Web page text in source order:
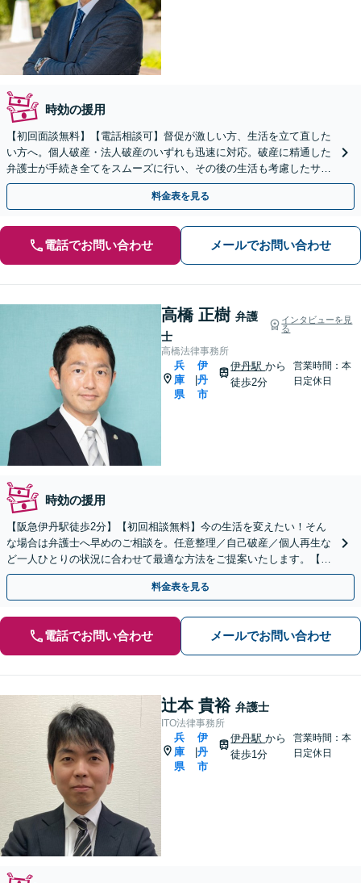
時効の援用
【初回面談無料】【電話相談可】督促が激しい方、生活を立て直した
い方へ。個人破産・法人破産のいずれも迅速に対応。破産に精通した
弁護士が手続き全てをスムーズに行い、その後の生活も考慮したサポ
ートをします。個人再生もお任せください【池田駅2分】
料金表を見る
電話でお問い合わせ メールでお問い合わせ
高橋 正樹 弁護
士
インタビューを見
る
高橋法律事務所
兵
庫
県
伊
丹
市
伊丹駅から
徒歩2分
営業時間：本
日定休日
時効の援用
【阪急伊丹駅徒歩2分】【初回相談無料】今の生活を変えたい！そん
な場合は弁護士へ早めのご相談を。任意整理／自己破産／個人再生な
ど一人ひとりの状況に合わせて最適な方法をご提案いたします。【夜
間休日対応可】【オンライン面談可】
料金表を見る
電話でお問い合わせ メールでお問い合わせ
辻本 貴裕 弁護士
ITO法律事務所
兵
庫
県
伊
丹
市
伊丹駅から
徒歩1分
営業時間：本
日定休日